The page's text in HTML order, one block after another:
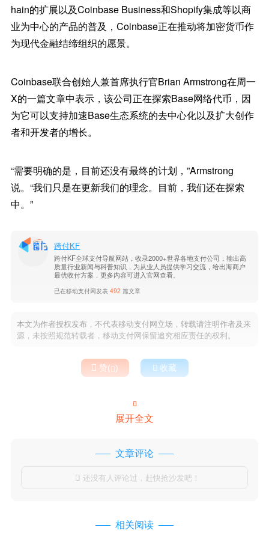
hain的扩展以及Coinbase Business和Shopify集成等以商
业为中心的产品的普及，Coinbase正在推动将加密货币作
为现代金融结缔组织的愿景。
Coinbase联合创始人兼首席执行官Brian Armstrong在周一
X的一篇文章中表示，该公司正在探索Base网络代币，因
为它可以支持加速Base生态系统的去中心化以及扩大创作
者和开发者的增长。
“需要明确的是，目前还没有最终的计划，”Armstrong
说。“我们只是在更新我们的理念。目前，我们还在探索
中。”
跨付KF
跨付KF全球支付导航网站，收录2000+世界各地支付公司，输出高
质量行业新闻与科普知识，为从业人员提供学习交流，给出海商户
最优收付方案，更多内容可进入官网查看。
已在移动支付网发表492 篇文章
本文为作者授权发布，不代表移动支付网立场，转载请注明作者及来
源，未按照规范转载者，移动支付网保留追究相应责任的权利。
 赞()  收藏

展开全文
文章评论
 还没有人评论过，赶快抢沙发吧！
相关阅读